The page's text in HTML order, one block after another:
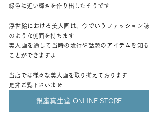
緑色に近い輝きを作り出したそうです
浮世絵における美人画は、今でいうファッション誌
のような側面を持ちます
美人画を通して当時の流行や話題のアイテムを知る
ことができますよ
当店では様々な美人画を取り揃えております
是非ご覧下さいませ
銀座真生堂 ONLINE STORE